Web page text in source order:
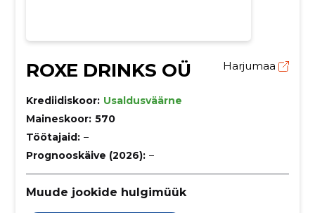
ROXE DRINKS OÜ Harjumaa
Krediidiskoor: Usaldusväärne
Maineskoor: 570
Töötajaid: –
Prognooskäive (2026): –
Muude jookide hulgimüük